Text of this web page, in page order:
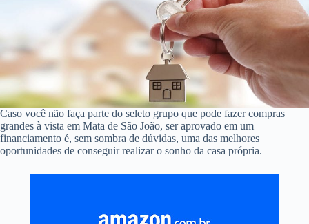
Caso você não faça parte do seleto grupo que pode fazer compras
grandes à vista em Mata de São João, ser aprovado em um
financiamento é, sem sombra de dúvidas, uma das melhores
oportunidades de conseguir realizar o sonho da casa própria.